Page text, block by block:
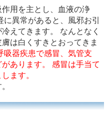
用を主とし、血液の浄
異常があると、風邪お引
えてきます。 なんとなく
は白くすきとおってきま
吸器疾患で感冒、気管支
あります。 感冒は手当て
ます。